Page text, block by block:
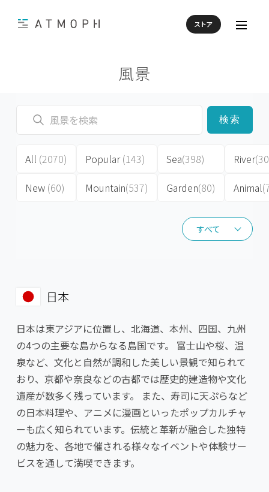
ストア
風景
すべて
すべて
検索
All (2070)
New (60)
Popular(143)
Mountain(537)
Sea(398)
Garden(80)
River
Animal
日本
日本は東アジアに位置し、北海道、本州、四国、九州
の4つの主要な島からなる島国です。 富士山や桜、温
泉など、文化と自然が調和した美しい景観で知られて
おり、京都や奈良などの古都では歴史的建造物や文化
遺産が数多く残っています。 また、寿司に天ぷらなど
の日本料理や、アニメに漫画といったポップカルチャ
ーも広く知られています。伝統と革新が融合した独特
の魅力を、各地で催される様々なイベントや体験サー
ビスを通して満喫できます。